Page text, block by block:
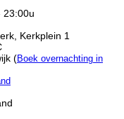
23:00u
Kerkplein 1
(Boek overnachting in